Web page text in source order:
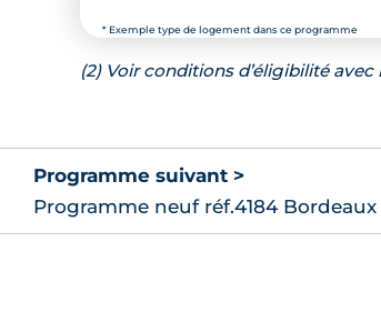
* Exemple type de logement dans ce programme
(2) Voir conditions d’éligibilité avec
Programme suivant >
Programme neuf réf.4184 Bordeaux